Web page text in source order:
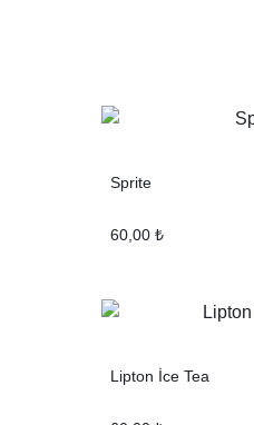
Sprite
60,00 ₺
Lipton İce Tea